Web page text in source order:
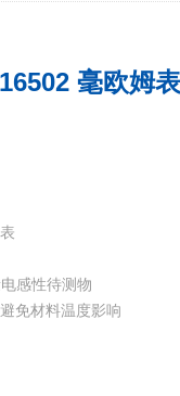
毫欧姆表
感性待测物
免材料温度影响